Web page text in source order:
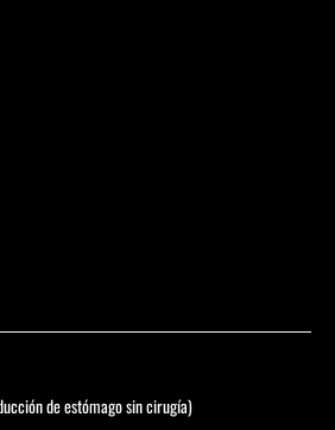
de estómago sin cirugía)